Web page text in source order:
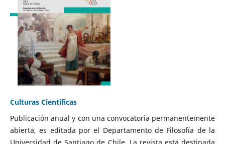
Culturas Científicas
Publicación anual y con una convocatoria permanentemente
abierta, es editada por el Departamento de Filosofía de la